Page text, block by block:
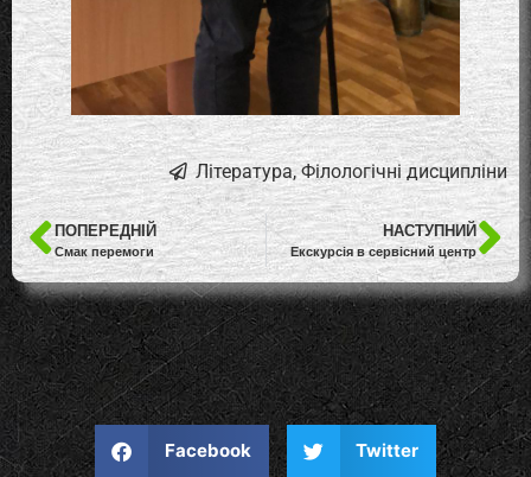
Література,Філологічні дисципліни
ПОПЕРЕДНІЙ
Смак перемоги
НАСТУПНИЙ
Екскурсія в сервісний центр
Facebook Twitter